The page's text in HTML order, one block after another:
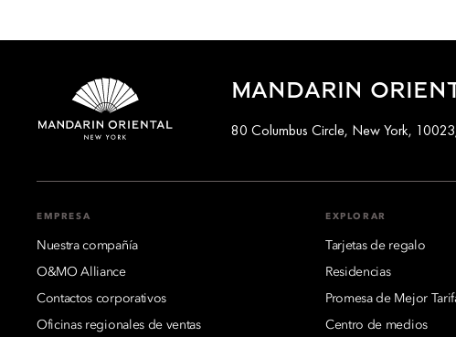
MANDARIN
80 Columbus Circle, New York,
EMPRESA
Nuestra compañía
O&MO Alliance
Contactos corporativos
Oficinas regionales de ventas
EXPLORAR
Tarjetas de regalo
Residencias
Promesa de Mejor
Centro de medios